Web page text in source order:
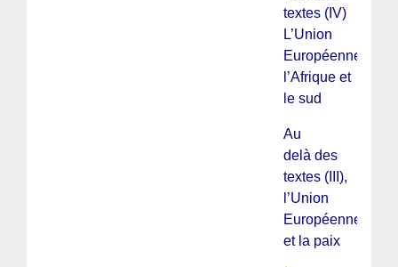
textes (IV)
L’Union
Européenne,
l’Afrique et
le sud
Au
delà des
textes (III),
l’Union
Européenne
et la paix